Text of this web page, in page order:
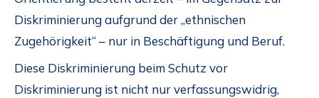
Diskriminierung aufgrund der „ethnischen
Zugehörigkeit“ – nur in Beschäftigung und Beruf.
Diese Diskriminierung beim Schutz vor
Diskriminierung ist nicht nur verfassungswidrig,